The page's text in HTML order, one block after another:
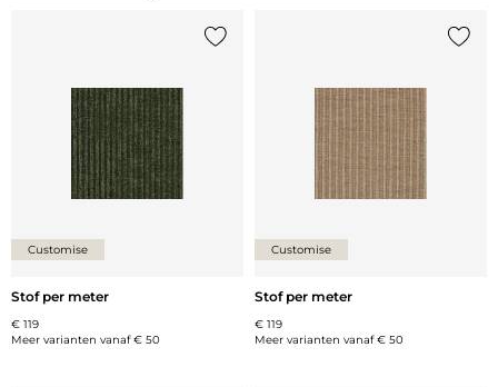
Customise
Stof per meter
€ 119
Meer varianten vanaf€ 50
Customise
Stof per meter
€ 119
Meer varianten vanaf€ 50